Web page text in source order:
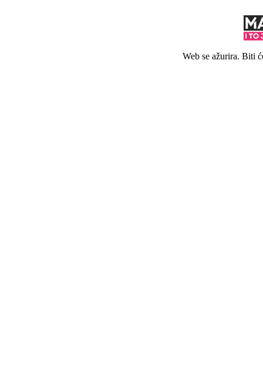
Web se ažurira. Biti